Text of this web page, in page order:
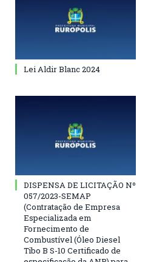
Lei Aldir Blanc 2024
DISPENSA DE LICITAÇÃO Nº
057/2023-SEMAP
(Contratação de Empresa
Especializada em
Fornecimento de
Combustível (Óleo Diesel
Tibo B S-10 Certificado de